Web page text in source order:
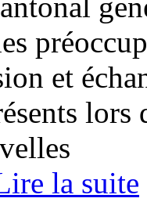
et
lors
la suite